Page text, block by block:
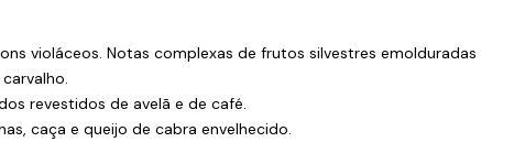
violáceos. Notas complexas de frutos silvestres emolduradas
revestidos de avelã e de café.
caça e queijo de cabra envelhecido.